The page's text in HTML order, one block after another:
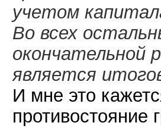
учетом
Во всех
окончательной
является
И мне это
противостояние